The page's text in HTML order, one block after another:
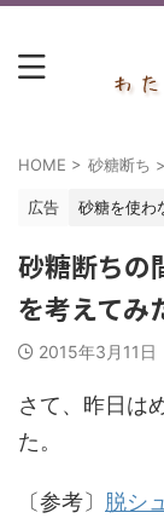
HOME > 砂糖断ち >
広告 砂糖を使わ
砂糖断ちの
を考えてみ
2015年3月11日
さて、昨日は
た。
〔参考〕 脱シ